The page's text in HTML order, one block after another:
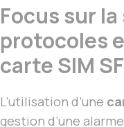
Focus sur
protocoles
carte SIM
L’utilisation d’une
gestion d’une